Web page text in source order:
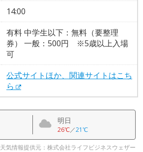
14:00
有料 中学生以下：無料（要整理
券） 一般：500円 ※5歳以上入場
可
公式サイトほか、関連サイトはこち
ら
明日
26℃／21℃
天気情報提供元：株式会社ライフビジネスウェザー